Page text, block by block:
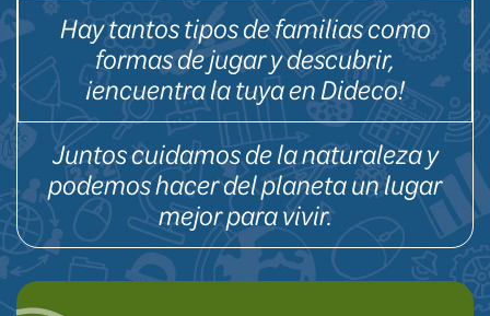
Hay tantos tipos de familias como
formas de jugar y descubrir,
¡encuentra la tuya en Dideco!
Juntos cuidamos de la naturaleza y
podemos hacer del planeta un lugar
mejor para vivir.